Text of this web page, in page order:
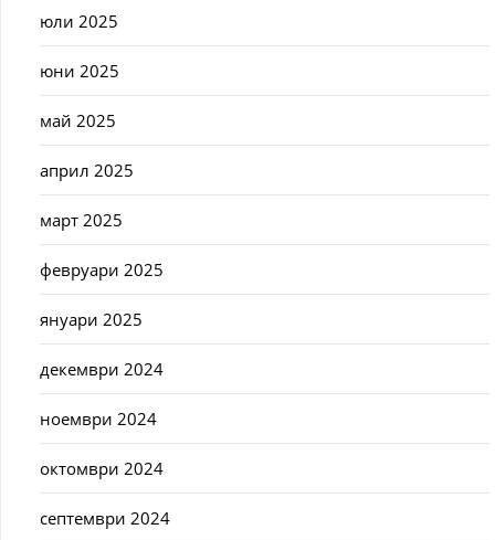
юли 2025
юни 2025
май 2025
април 2025
март 2025
февруари 2025
януари 2025
декември 2024
ноември 2024
октомври 2024
септември 2024